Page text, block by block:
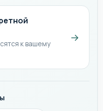
к вашему
→